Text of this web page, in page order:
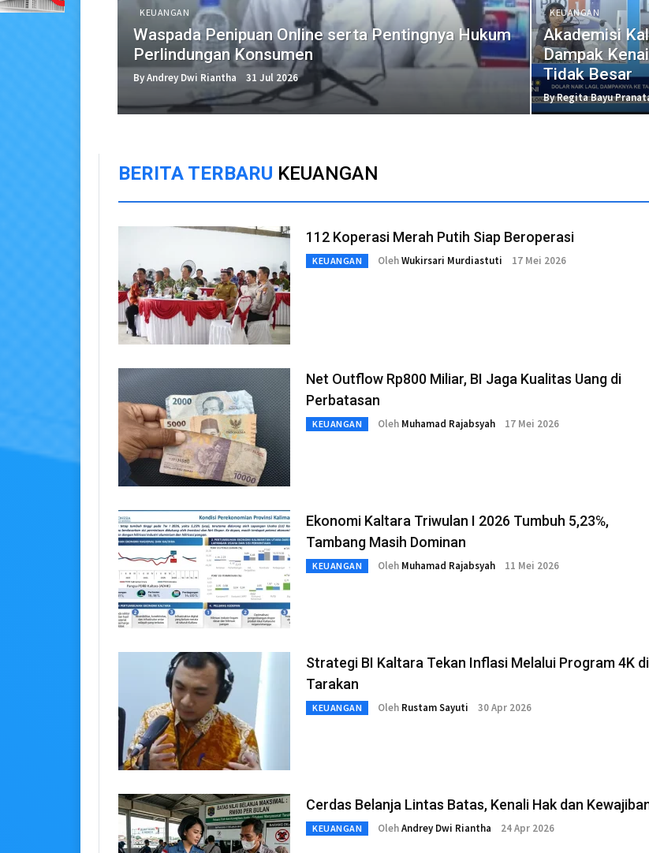
KEUANGAN
Waspada Penipuan Online serta Pentingnya Hukum
Perlindungan Konsumen
By Andrey Dwi Riantha 31 Jul 2026
KEUANGAN
Akademisi
Dampak
Tidak Besar
By Regita Bayu
BERITA TERBARU KEUANGAN
112 Koperasi Merah Putih Siap Beroperasi
KEUANGAN OlehWukirsari Murdiastuti 17 Mei 2026
Net Outflow Rp800 Miliar, BI Jaga Kualitas Uang di
Perbatasan
KEUANGAN Oleh Muhamad Rajabsyah 17 Mei 2026
Ekonomi Kaltara Triwulan I 2026 Tumbuh 5,23℅,
Tambang Masih Dominan
KEUANGAN Oleh Muhamad Rajabsyah 11 Mei 2026
Strategi BI Kaltara Tekan Inflasi Melalui Program 4K di
Tarakan
KEUANGAN Oleh Rustam Sayuti 30 Apr 2026
Cerdas Belanja Lintas Batas, Kenali Hak dan
KEUANGAN OlehAndrey Dwi Riantha 24 Apr 2026